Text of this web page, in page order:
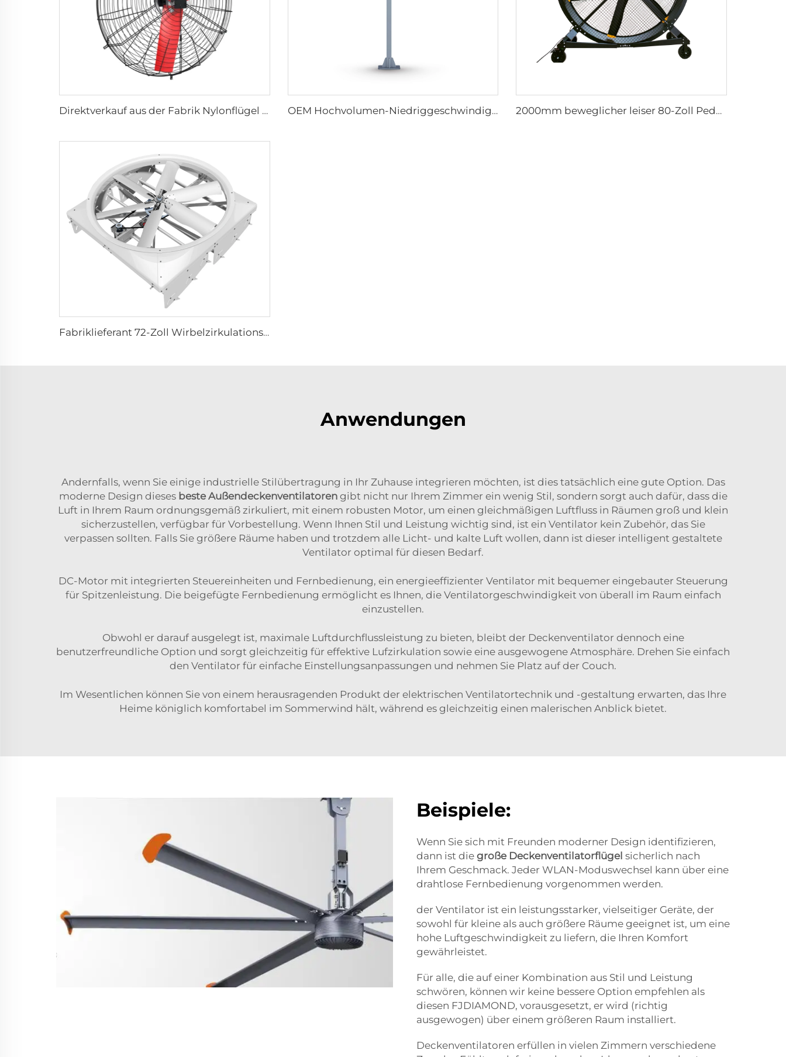
Direktverkauf aus der Fabrik Nylonflügel Kühlventilator für Milchviehställe und Rindfarmhäuser, industrielle Lüftungsventilatoren OEM Hochvolumen-Niedriggeschwindigkeit 16ft 5m PMSM-Motor Riesenfan, Stangentyp-Fan 2000mm beweglicher leiser 80-Zoll Pedestalventilator für Haushalte Produktionsstätten Restaurants 220V/380V Aluminium-Stehfußbodenventilator
Fabriklieferant 72-Zoll Wirbelzirkulationsventilatoren Energieeinsparndes Belüftungssystem für Rinderställe Dachlüftungen
Anwendungen
Andernfalls, wenn Sie einige industrielle Stilübertragung in Ihr Zuhause integrieren möchten, ist dies tatsächlich eine gute Option. Das
moderne Design dieses beste Außendeckenventilatoren gibt nicht nur Ihrem Zimmer ein wenig Stil, sondern sorgt auch dafür, dass die
Luft in Ihrem Raum ordnungsgemäß zirkuliert, mit einem robusten Motor, um einen gleichmäßigen Luftfluss in Räumen groß und klein
sicherzustellen, verfügbar für Vorbestellung. Wenn Ihnen Stil und Leistung wichtig sind, ist ein Ventilator kein Zubehör, das Sie
verpassen sollten. Falls Sie größere Räume haben und trotzdem alle Licht- und kalte Luft wollen, dann ist dieser intelligent gestaltete
Ventilator optimal für diesen Bedarf.
DC-Motor mit integrierten Steuereinheiten und Fernbedienung, ein energieeffizienter Ventilator mit bequemer eingebauter Steuerung
für Spitzenleistung. Die beigefügte Fernbedienung ermöglicht es Ihnen, die Ventilatorgeschwindigkeit von überall im Raum einfach
einzustellen.
Obwohl er darauf ausgelegt ist, maximale Luftdurchflussleistung zu bieten, bleibt der Deckenventilator dennoch eine
benutzerfreundliche Option und sorgt gleichzeitig für effektive Lufzirkulation sowie eine ausgewogene Atmosphäre. Drehen Sie einfach
den Ventilator für einfache Einstellungsanpassungen und nehmen Sie Platz auf der Couch.
Im Wesentlichen können Sie von einem herausragenden Produkt der elektrischen Ventilatortechnik und -gestaltung erwarten, das Ihre
Heime königlich komfortabel im Sommerwind hält, während es gleichzeitig einen malerischen Anblick bietet.
Beispiele:
Wenn Sie sich mit Freunden moderner Design identifizieren,
dann ist die große Deckenventilatorflügel sicherlich nach
Ihrem Geschmack. Jeder WLAN-Moduswechsel kann über eine
drahtlose Fernbedienung vorgenommen werden.
der Ventilator ist ein leistungsstarker, vielseitiger Geräte, der
sowohl für kleine als auch größere Räume geeignet ist, um eine
hohe Luftgeschwindigkeit zu liefern, die Ihren Komfort
gewährleistet.
Für alle, die auf einer Kombination aus Stil und Leistung
schwören, können wir keine bessere Option empfehlen als
diesen FJDIAMOND, vorausgesetzt, er wird (richtig
ausgewogen) über einem größeren Raum installiert.
Deckenventilatoren erfüllen in vielen Zimmern verschiedene